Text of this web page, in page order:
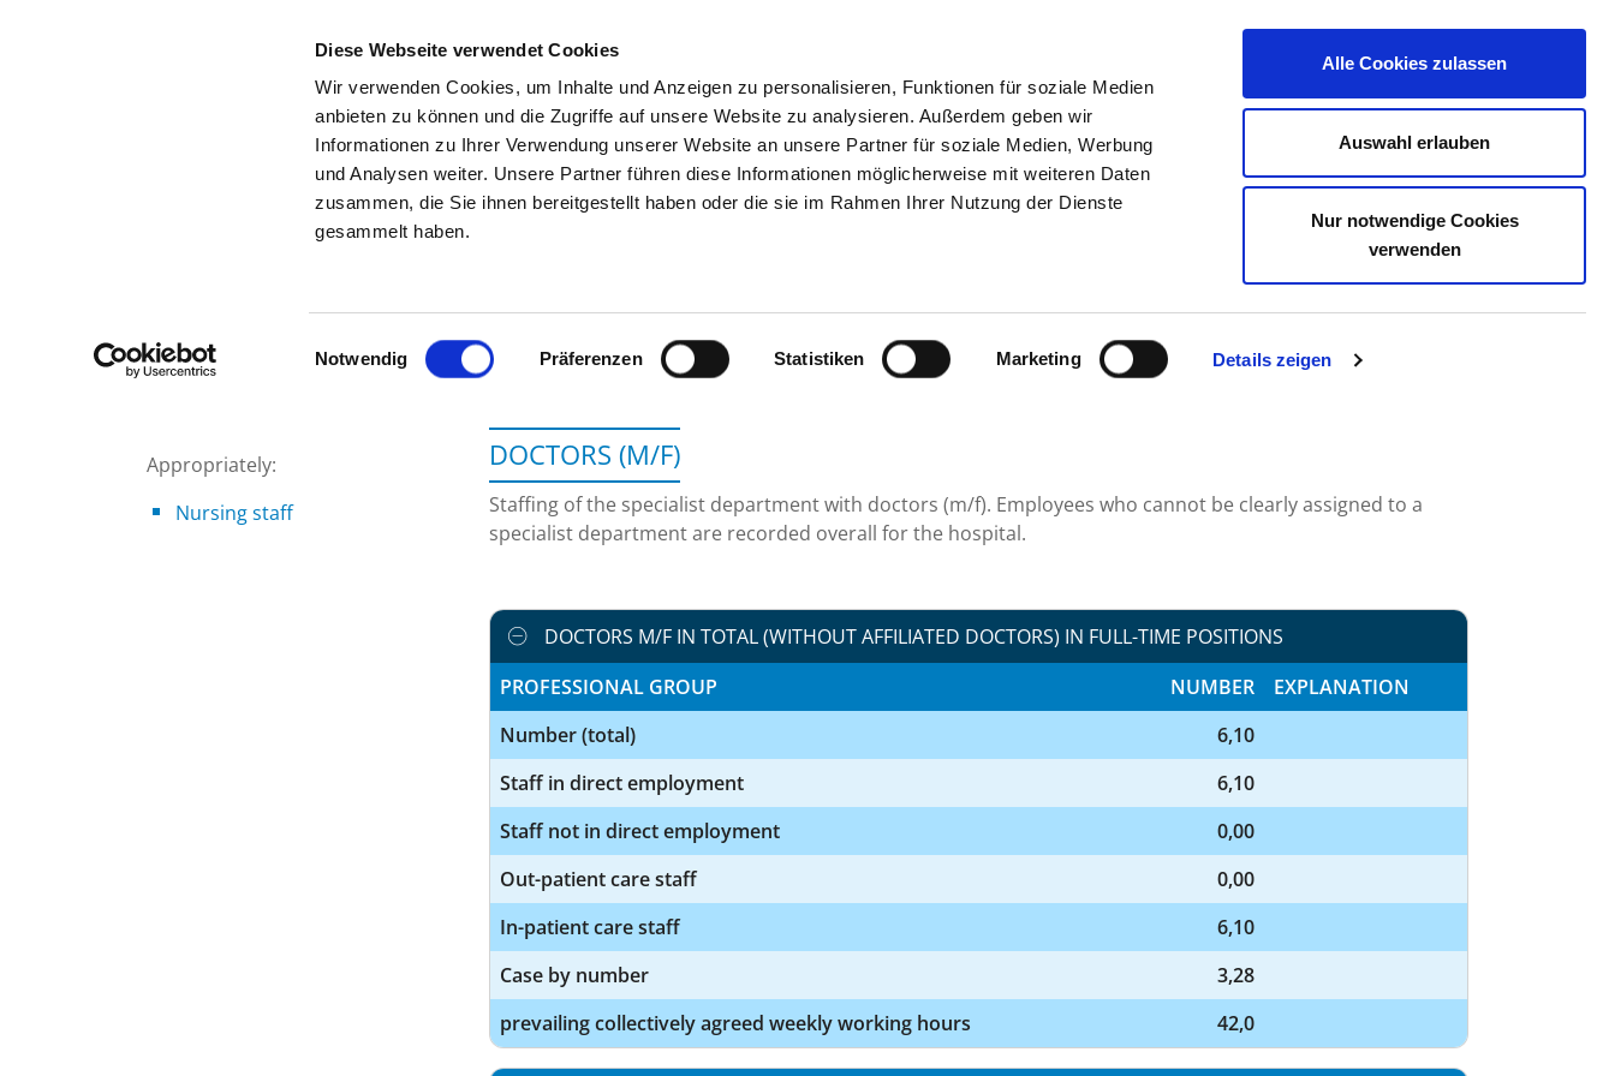
Diese Webseite verwendet Cookies
Wir verwenden Cookies, um Inhalte und Anzeigen zu personalisieren, Funktionen für soziale Medien
anbieten zu können und die Zugriffe auf unsere Website zu analysieren. Außerdem geben wir
Informationen zu Ihrer Verwendung unserer Website an unsere Partner für soziale Medien, Werbung
und Analysen weiter. Unsere Partner führen diese Informationen möglicherweise mit weiteren Daten
zusammen, die Sie ihnen bereitgestellt haben oder die sie im Rahmen Ihrer Nutzung der Dienste
gesammelt haben.
Einwilligungsauswahl
Notwendig Präferenzen Statistiken Marketing Details zeigen
Alle Cookies zulassen
Auswahl erlauben
Nur notwendige Cookies
verwenden
SEARCH TIPS & HELP THE GHD CONTACT YOUR OPINION
To the specialist department
Appropriately:
Nursing staff
DOCTORS (M/F)
Staffing of the specialist department with doctors (m/f). Employees who cannot be clearly assigned to a
specialist department are recorded overall for the hospital.
DOCTORS M/F IN TOTAL (WITHOUT AFFILIATED DOCTORS) IN FULL-TIME POSITIONS
PROFESSIONAL GROUP
NUMBER
EXPLANATION
Number (total)
6,10
Staff in direct employment
6,10
Staff not in direct employment
0,00
Out-patient care staff
0,00
In-patient care staff
6,10
Case by number
3,28
prevailing collectively agreed weekly working hours
42,0